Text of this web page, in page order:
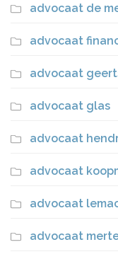
advocaat de
advocaat
advocaat
advocaat glas
advocaat
advocaat
advocaat
advocaat